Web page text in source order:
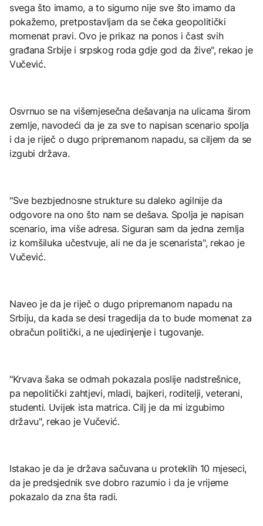
svega što imamo, a to sigurno nije sve što imamo da
pokažemo, pretpostavljam da se čeka geopolitički
momenat pravi. Ovo je prikaz na ponos i čast svih
građana Srbije i srpskog roda gdje god da žive", rekao je
Vučević.
Osvrnuo se na višemjesečna dešavanja na ulicama širom
zemlje, navodeći da je za sve to napisan scenario spolja
i da je riječ o dugo pripremanom napadu, sa ciljem da se
izgubi država.
"Sve bezbjednosne strukture su daleko agilnije da
odgovore na ono što nam se dešava. Spolja je napisan
scenario, ima više adresa. Siguran sam da jedna zemlja
iz komšiluka učestvuje, ali ne da je scenarista", rekao je
Vučević.
Naveo je da je riječ o dugo pripremanom napadu na
Srbiju, da kada se desi tragedija da to bude momenat za
obračun politički, a ne ujedinjenje i tugovanje.
"Krvava šaka se odmah pokazala poslije nadstrešnice,
pa nepolitički zahtjevi, mladi, bajkeri, roditelji, veterani,
studenti. Uvijek ista matrica. Cilj je da mi izgubimo
državu", rekao je Vučević.
Istakao je da je država sačuvana u proteklih 10 mjeseci,
da je predsjednik sve dobro razumio i da je vrijeme
pokazalo da zna šta radi.